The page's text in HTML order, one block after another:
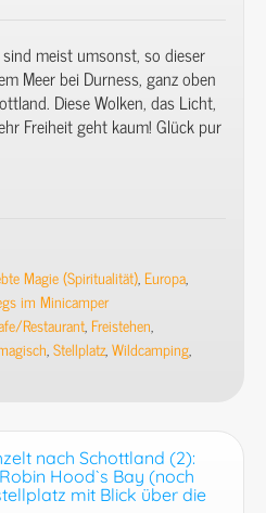
meist umsonst, so dieser
Meer bei Durness, ganz oben
Diese Wolken, das Licht,
Freiheit geht kaum! Glück pur
Magie (Spiritualität), Europa,
im Minicamper
Restaurant, Freistehen,
,Stellplatz,Wildcamping,
nach Schottland (2):
Hood`s Bay (noch
mit Blick über die